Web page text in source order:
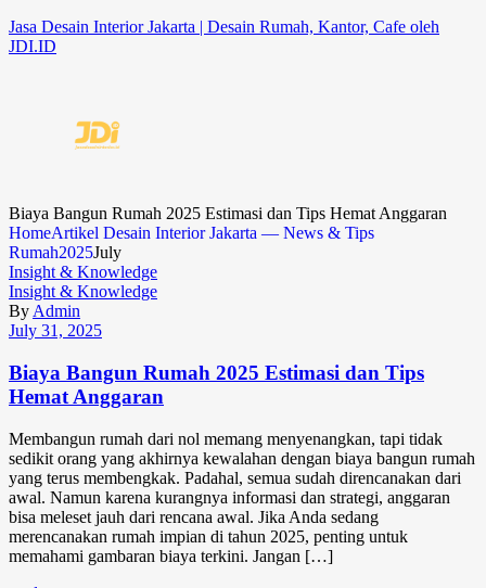
Jasa Desain Interior Jakarta | Desain Rumah, Kantor, Cafe oleh
JDI.ID
Biaya Bangun Rumah 2025 Estimasi dan Tips Hemat Anggaran
HomeArtikel Desain Interior Jakarta — News & Tips
Rumah2025July
Insight & Knowledge
Insight & Knowledge
By Admin
July 31, 2025
Biaya Bangun Rumah 2025 Estimasi dan Tips
Hemat Anggaran
Membangun rumah dari nol memang menyenangkan, tapi tidak
sedikit orang yang akhirnya kewalahan dengan biaya bangun rumah
yang terus membengkak. Padahal, semua sudah direncanakan dari
awal. Namun karena kurangnya informasi dan strategi, anggaran
bisa meleset jauh dari rencana awal. Jika Anda sedang
merencanakan rumah impian di tahun 2025, penting untuk
memahami gambaran biaya terkini. Jangan […]